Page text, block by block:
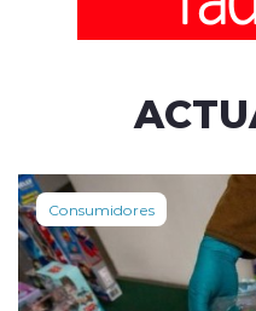
Consumidores